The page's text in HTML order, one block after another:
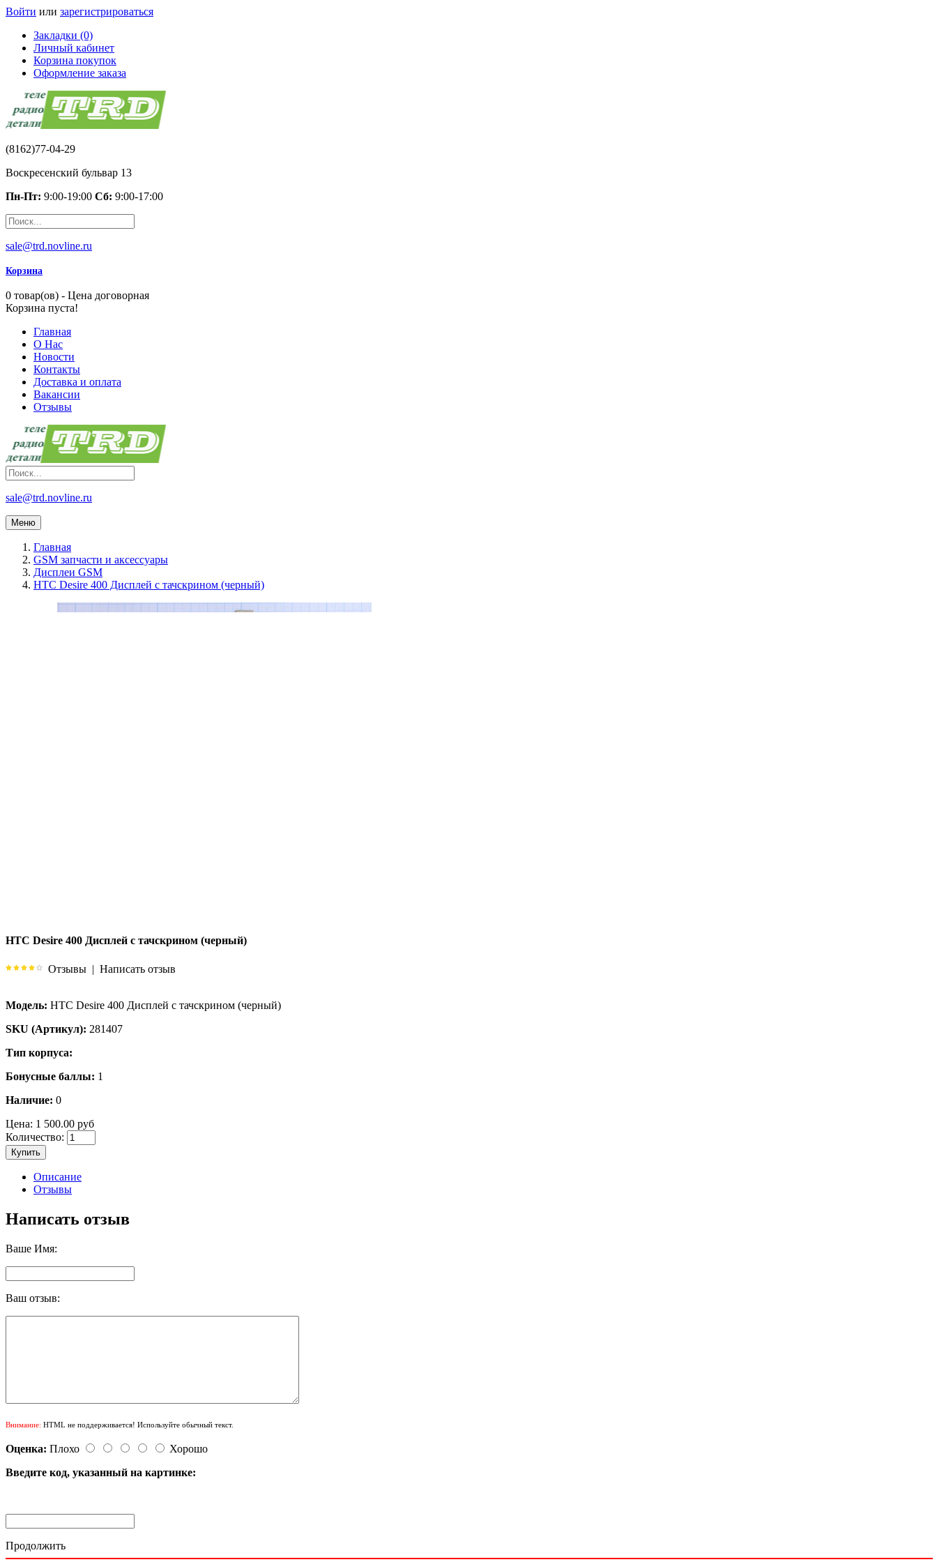
Войти или зарегистрироваться
Закладки (0)
Личный кабинет
Корзина покупок
Оформление заказа
(8162)77-04-29
Воскресенский бульвар 13
Пн-Пт: 9:00-19:00 Сб: 9:00-17:00
sale@trd.novline.ru
Корзина
0 товар(ов) - Цена договорная
Корзина пуста!
Главная
О Нас
Новости
Контакты
Доставка и оплата
Вакансии
Отзывы
sale@trd.novline.ru
Меню
Главная
GSM запчасти и аксессуары
Дисплеи GSM
HTC Desire 400 Дисплей с тачскрином (черный)
HTC Desire 400 Дисплей с тачскрином (черный)
Отзывы | Написать отзыв
Модель: HTC Desire 400 Дисплей с тачскрином (черный)
SKU (Артикул): 281407
Тип корпуса:
Бонусные баллы: 1
Наличие: 0
Цена: 1 500.00 руб
Количество:
Купить
Описание
Отзывы
Написать отзыв
Ваше Имя:
Ваш отзыв:
Внимание: HTML не поддерживается! Используйте обычный текст.
Оценка: Плохо
Хорошо
Введите код, указанный на картинке:
Продолжить